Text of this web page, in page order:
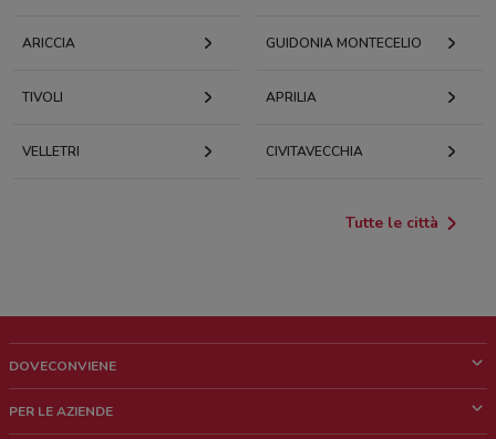
ARICCIA GUIDONIA MONTECELIO
TIVOLI APRILIA
VELLETRI CIVITAVECCHIA
Tutte le città
DOVECONVIENE
PER LE AZIENDE